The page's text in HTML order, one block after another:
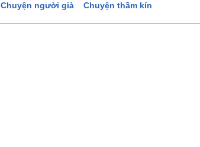
Chuyện người già Chuyện thầm kín